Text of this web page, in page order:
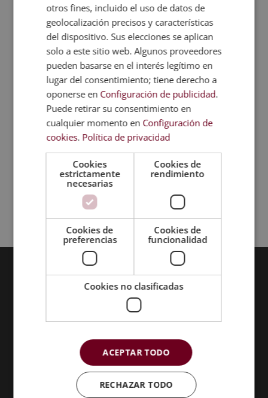
Farmacia
Marketing
Periodismo
Protocolo y Organización de Eventos
Robótica
Artes Gráficas
Noticias
Sanidad
Moda & Personal Shopper
Programas informáticos
Recursos Humanos
Acreditaciones:
otros fines, incluido el uso de datos de
geolocalización precisos y características
del dispositivo. Sus elecciones se aplican
solo a este sitio web. Algunos proveedores
pueden basarse en el interés legítimo en
lugar del consentimiento; tiene derecho a
oponerse en Configuración de publicidad.
Puede retirar su consentimiento en
cualquier momento en Configuración de
cookies. Política de privacidad
Cookies
estrictamente
necesarias
Cookies de
rendimiento
Cookies de
preferencias
Cookies de
funcionalidad
Cookies no clasificadas
ACEPTAR TODO
RECHAZAR TODO